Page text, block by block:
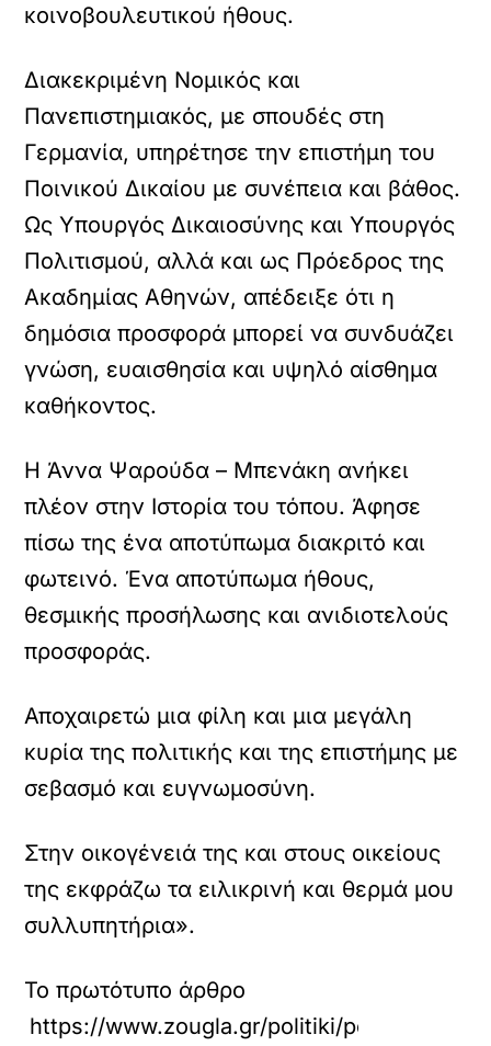
κοινοβουλευτικού ήθους.
Διακεκριμένη Νομικός και
Πανεπιστημιακός, με σπουδές στη
Γερμανία, υπηρέτησε την επιστήμη του
Ποινικού Δικαίου με συνέπεια και βάθος.
Ως Υπουργός Δικαιοσύνης και Υπουργός
Πολιτισμού, αλλά και ως Πρόεδρος της
Ακαδημίας Αθηνών, απέδειξε ότι η
δημόσια προσφορά μπορεί να συνδυάζει
γνώση, ευαισθησία και υψηλό αίσθημα
καθήκοντος.
Η Άννα Ψαρούδα – Μπενάκη ανήκει
πλέον στην Ιστορία του τόπου. Άφησε
πίσω της ένα αποτύπωμα διακριτό και
φωτεινό. Ένα αποτύπωμα ήθους,
θεσμικής προσήλωσης και ανιδιοτελούς
προσφοράς.
Αποχαιρετώ μια φίλη και μια μεγάλη
κυρία της πολιτικής και της επιστήμης με
σεβασμό και ευγνωμοσύνη.
Στην οικογένειά της και στους οικείους
της εκφράζω τα ειλικρινή και θερμά μου
συλλυπητήρια».
Το πρωτότυπο άρθρο
https://www.zougla.gr/politiki/pethane-i-